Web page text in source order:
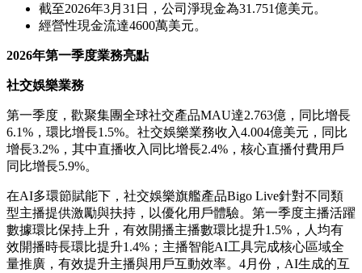
截至2026年3月31日，公司淨現金為31.751億美元。
經營性現金流達4600萬美元。
2026年第一季度業務亮點
社交娛樂業務
第一季度，歡聚集團全球社交產品MAU達2.763億，同比增長
6.1%，環比增長1.5%。社交娛樂業務收入4.004億美元，同比
增長3.2%，其中直播收入同比增長2.4%，核心直播付費用戶
同比增長5.9%。
在AI多環節賦能下，社交娛樂旗艦產品Bigo Live針對不同類
型主播提供激勵與扶持，以優化用戶體驗。第一季度主播活躍
數據環比保持上升，有效開播主播數環比提升1.5%，人均有
效開播時長環比提升1.4%；主播智能AI工具完成核心區域全
量推廣，有效提升主播與用戶互動效率。4月份，AI生成的互